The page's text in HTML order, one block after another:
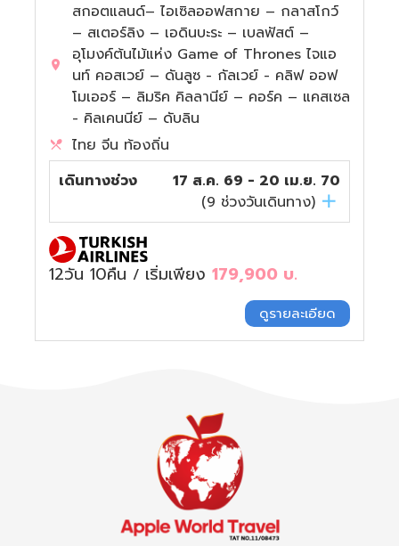
สกอตแลนด์– ไอเซิลออฟสกาย – กลาสโกว์
– สเตอร์ลิง – เอดินบะระ – เบลฟัสต์ –
อุโมงค์ต้นไม้แห่ง Game of Thrones ไจแอ
นท์ คอสเวย์ – ดันลูซ - กัลเวย์ - คลิฟ ออฟ
โมเออร์ – ลิมริค คิลลานีย์ – คอร์ค – แคสเซล
- คิลเคนนีย์ – ดับลิน
ไทย จีน ท้องถิ่น
เดินทางช่วง
17 ส.ค. 69 - 20 เม.ย. 70
(9 ช่วงวันเดินทาง)
12วัน 10คืน / เริ่มเพียง 179,900 บ.
ดูรายละเอียด